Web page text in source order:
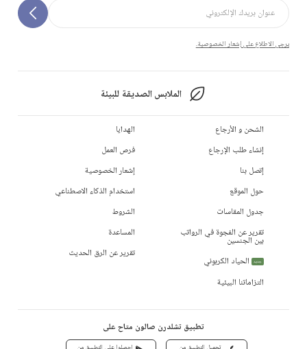
يرجى الاطلاع على إشعار الخصوصية.
الملابس الصديقة للبيئة
الشحن و الأرجاع
إنشاء طلب الإرجاع
إتصل بنا
حول الموقع
جدول المقاسات
تقرير عن الفجوة في الرواتب
بين الجنسين
جديد
الحياد الكربوني
التزاماتنا البيئية
الهدايا
فرص العمل
إشعار الخصوصية
استخدام الذكاء الاصطناعي
الشروط
المساعدة
تقرير عن الرق الحديث
تطبيق تشلدرن صالون متاح على
تحميل التطبيق من